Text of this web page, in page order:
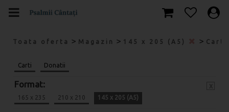
Toata oferta > Magazin > 145 x 205 (A5) >
Carti Donatii
Format:
165 x 235 210 x 210 145 x 205 (A5)